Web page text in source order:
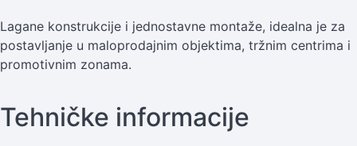
Lagane konstrukcije i jednostavne montaže, idealna je za
postavljanje u maloprodajnim objektima, tržnim centrima i
promotivnim zonama.
Tehničke informacije